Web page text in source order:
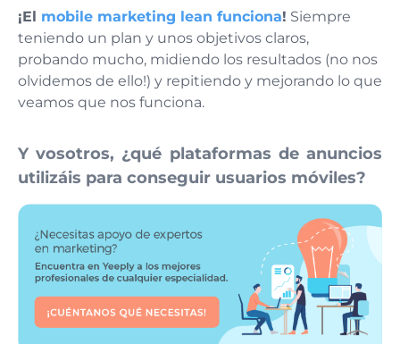
¡El mobile marketing lean funciona! Siempre
teniendo un plan y unos objetivos claros,
probando mucho, midiendo los resultados (no nos
olvidemos de ello!) y repitiendo y mejorando lo que
veamos que nos funciona.
Y vosotros, ¿qué plataformas de anuncios
utilizáis para conseguir usuarios móviles?